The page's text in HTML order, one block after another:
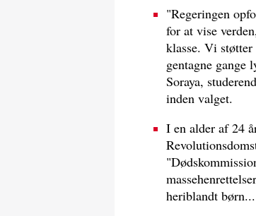
"Regeringen
for at vise
klasse. Vi støtter
gentagne
Soraya,
inden valget.
I en alder af 24
heriblandt